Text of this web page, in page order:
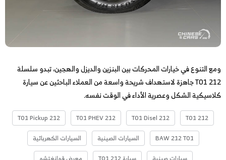
ومع التنوع في خيارات المحركات بين البنزين والديزل والهجين، تبدو سلسلة
212 T01 جاهزة لاستهداف شريحة واسعة من العملاء الباحثين عن سيارة
كلاسيكية الشكل وعصرية الأداء في الوقت نفسه.
212 T01
212 T01 Disel
212 T01 PHEV
212 T01 Pickup
BAW 212 T01
السيارات الصينية
السيارات الكهربائية